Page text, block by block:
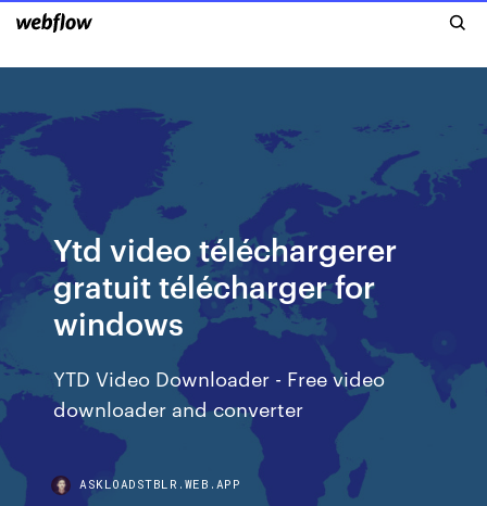
Ytd video téléchargerer
gratuit télécharger for
windows
YTD Video Downloader - Free video
downloader and converter
ASKLOADSTBLR.WEB.APP